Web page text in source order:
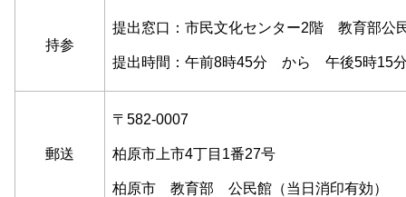
持参
提出窓口：市民文化センター2階 教育部公
提出時間：午前8時45分 から 午後5時15
郵送
〒582-0007
柏原市上市4丁目1番27号
柏原市 教育部 公民館（当日消印有効）